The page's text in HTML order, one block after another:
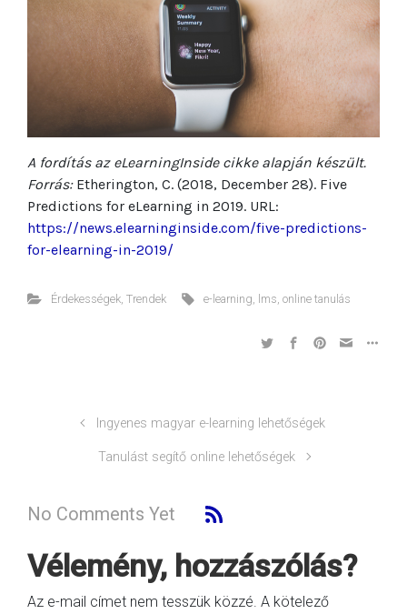
A fordítás az eLearningInside cikke alapján készült.
Forrás: Etherington, C. (2018, December 28). Five
Predictions for eLearning in 2019. URL:
https://news.elearninginside.com/five-predictions-
for-elearning-in-2019/
Érdekességek, Trendek e-learning lms ,online tanulás
Ingyenes magyar e-learning lehetőségek
Tanulást segítő online lehetőségek
No Comments Yet
Vélemény, hozzászólás?
Az e-mail címet nem tesszük közzé. A kötelező